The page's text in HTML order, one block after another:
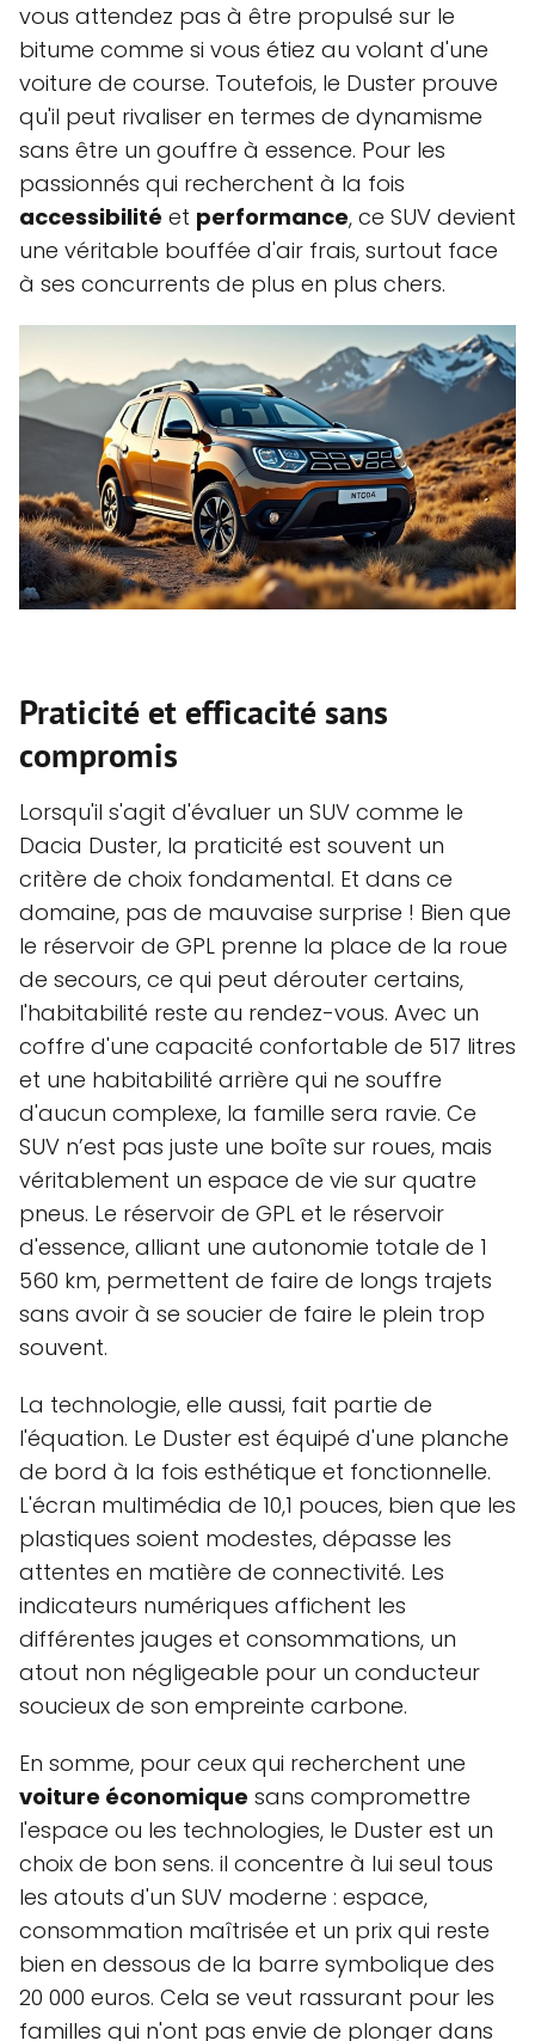
vous attendez pas à être propulsé sur le
bitume comme si vous étiez au volant d'une
voiture de course. Toutefois, le Duster prouve
qu'il peut rivaliser en termes de dynamisme
sans être un gouffre à essence. Pour les
passionnés qui recherchent à la fois
accessibilité et performance, ce SUV devient
une véritable bouffée d'air frais, surtout face
à ses concurrents de plus en plus chers.
Praticité et efficacité sans
compromis
Lorsqu'il s'agit d'évaluer un SUV comme le
Dacia Duster, la praticité est souvent un
critère de choix fondamental. Et dans ce
domaine, pas de mauvaise surprise ! Bien que
le réservoir de GPL prenne la place de la roue
de secours, ce qui peut dérouter certains,
l'habitabilité reste au rendez-vous. Avec un
coffre d'une capacité confortable de 517 litres
et une habitabilité arrière qui ne souffre
d'aucun complexe, la famille sera ravie. Ce
SUV n’est pas juste une boîte sur roues, mais
véritablement un espace de vie sur quatre
pneus. Le réservoir de GPL et le réservoir
d'essence, alliant une autonomie totale de 1
560 km, permettent de faire de longs trajets
sans avoir à se soucier de faire le plein trop
souvent.
La technologie, elle aussi, fait partie de
l'équation. Le Duster est équipé d'une planche
de bord à la fois esthétique et fonctionnelle.
L'écran multimédia de 10,1 pouces, bien que les
plastiques soient modestes, dépasse les
attentes en matière de connectivité. Les
indicateurs numériques affichent les
différentes jauges et consommations, un
atout non négligeable pour un conducteur
soucieux de son empreinte carbone.
En somme, pour ceux qui recherchent une
voiture économique sans compromettre
l'espace ou les technologies, le Duster est un
choix de bon sens. il concentre à lui seul tous
les atouts d'un SUV moderne : espace,
consommation maîtrisée et un prix qui reste
bien en dessous de la barre symbolique des
20 000 euros. Cela se veut rassurant pour les
familles qui n'ont pas envie de plonger dans